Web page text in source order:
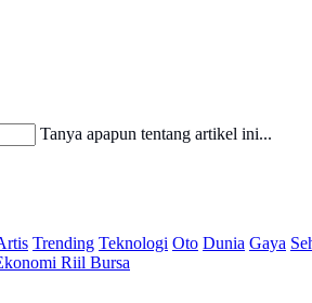
Baca
Trending Teknologi Oto Dunia Gaya
Riil Bursa